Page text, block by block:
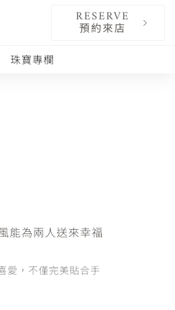
RESERVE
預約來店
珠寶專欄
能為兩人送來幸福
愛，不僅完美貼合手